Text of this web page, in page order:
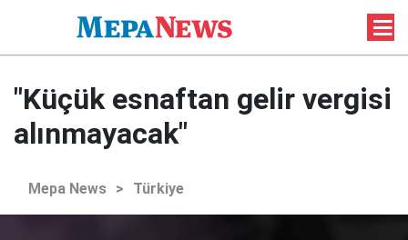
"Küçük esnaftan gelir vergisi
alınmayacak"
Mepa News > Türkiye